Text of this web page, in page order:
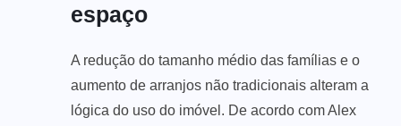
espaço
A redução do tamanho médio das famílias e o
aumento de arranjos não tradicionais alteram a
lógica do uso do imóvel. De acordo com Alex